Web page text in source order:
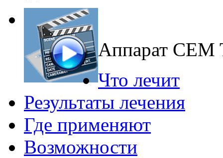
Аппарат CEM
Что лечит
Результаты лечения
Где применяют
Возможности